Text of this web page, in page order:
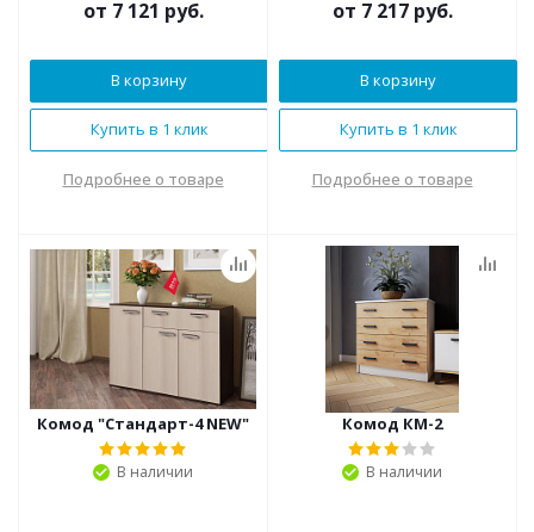
от 7 121 руб.
В корзину
Купить в 1 клик
Подробнее о товаре
от 7 217 руб.
В корзину
Купить в 1 клик
Подробнее о товаре
Комод "Стандарт-4 NEW"
В наличии
Комод КМ-2
В наличии